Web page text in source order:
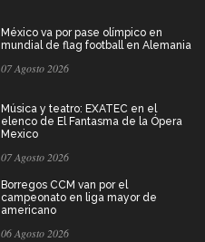
México va por pase olímpico en
mundial de flag football en Alemania
07 Agosto 2026
Música y teatro: EXATEC en el
elenco de El Fantasma de la Ópera
Mexico
07 Agosto 2026
Borregos CCM van por el
campeonato en liga mayor de
americano
06 Agosto 2026